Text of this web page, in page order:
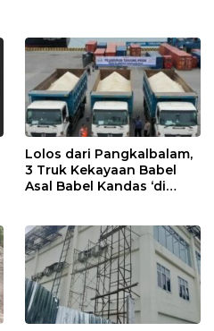
Lolos dari Pangkalbalam,
3 Truk Kekayaan Babel
Asal Babel Kandas ‘di